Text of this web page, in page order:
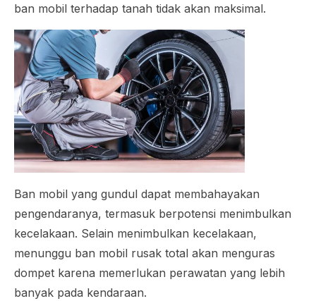
ban mobil terhadap tanah tidak akan maksimal.
Ban mobil yang gundul dapat membahayakan
pengendaranya, termasuk berpotensi menimbulkan
kecelakaan. Selain menimbulkan kecelakaan,
menunggu ban mobil rusak total akan menguras
dompet karena memerlukan perawatan yang lebih
banyak pada kendaraan.